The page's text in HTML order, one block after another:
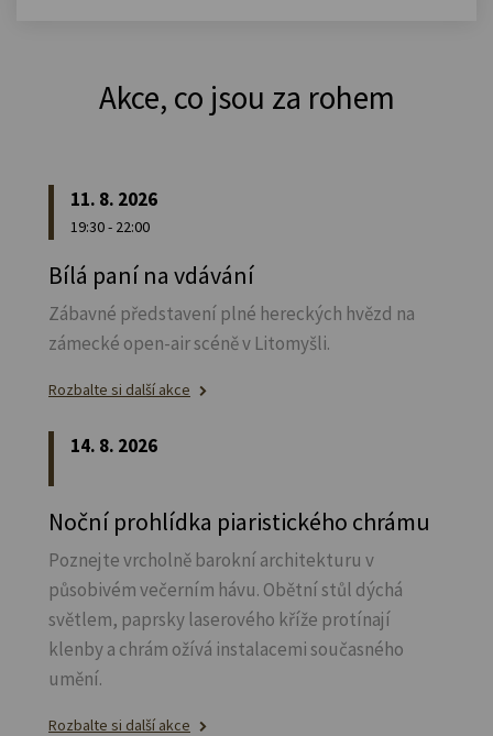
Akce, co jsou za rohem
11. 8. 2026
19:30 - 22:00
Bílá paní na vdávání
Zábavné představení plné hereckých hvězd na
zámecké open-air scéně v Litomyšli.
Rozbalte si další akce
14. 8. 2026
Noční prohlídka piaristického chrámu
Poznejte vrcholně barokní architekturu v
působivém večerním hávu. Obětní stůl dýchá
světlem, paprsky laserového kříže protínají
klenby a chrám ožívá instalacemi současného
umění.
Rozbalte si další akce